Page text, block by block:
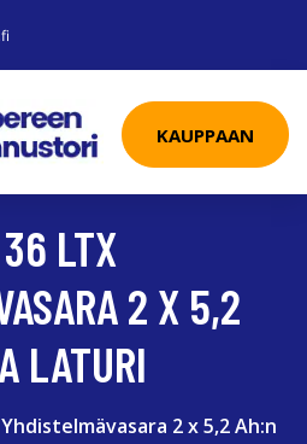
KAUPPAAN
LTX
2 X 5,2
LATURI
2 x 5,2 Ah:n